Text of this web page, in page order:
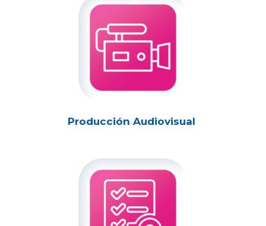
Producción Audiovisual